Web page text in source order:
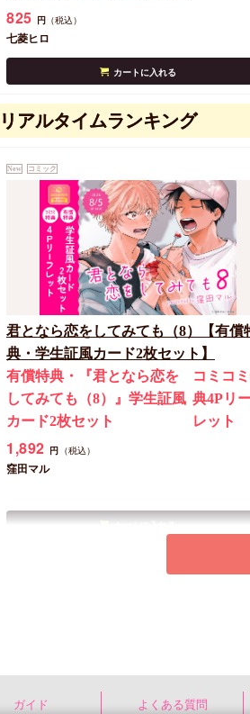
825 円 （税込）
七菱ヒロ
カートに入れる
リアルタイムランキング
New コミック
君となら恋をしてみても（8）【有償
典・学生証風カード2枚セット】
有償特典・『君となら恋を
してみても（8）』学生証風
カード2枚セット
コミコ
典4Pリ
レット
1,892 円 （税込）
窪田マル
ガイド よくある質問